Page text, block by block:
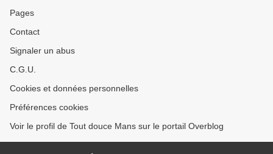
Pages
Contact
Signaler un abus
C.G.U.
Cookies et données personnelles
Préférences cookies
Voir le profil de Tout douce Mans sur le portail Overblog